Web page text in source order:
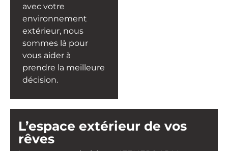
avec votre
environnement
extérieur, nous
sommes là pour
vous aider à
prendre la meilleure
décision.
L’espace extérieur de vos
rêves